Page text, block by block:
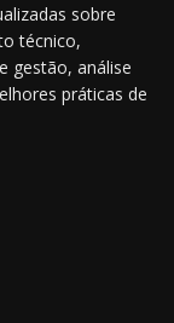
sobre
técnico,
gestão, análise
práticas de